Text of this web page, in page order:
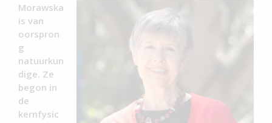
Morawska
is van
oorspron
g
natuurkun
dige. Ze
begon in
de
kernfysic